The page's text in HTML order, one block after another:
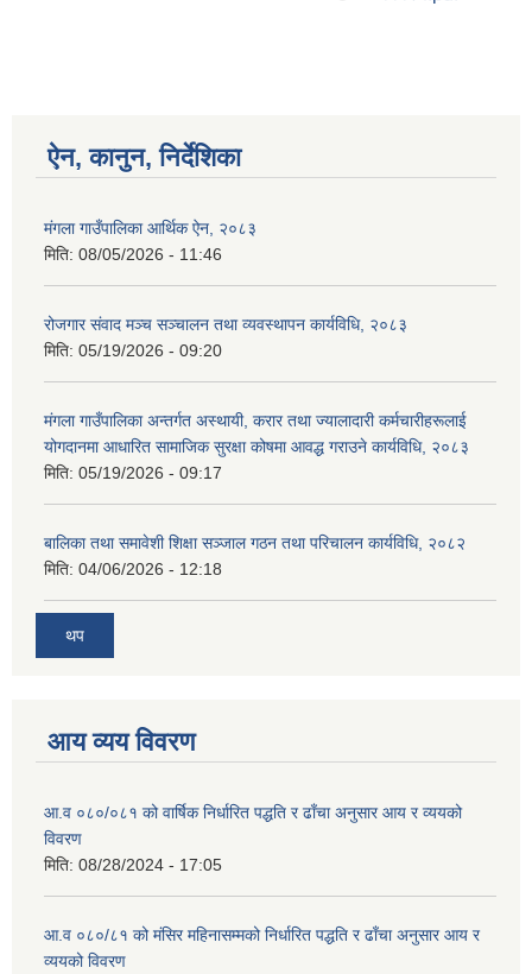
ऐन, कानुन, निर्देशिका
मंगला गाउँपालिका आर्थिक ऐन, २०८३
मिति: 08/05/2026 - 11:46
रोजगार संवाद मञ्च सञ्चालन तथा व्यवस्थापन कार्यविधि, २०८३
मिति: 05/19/2026 - 09:20
मंगला गाउँपालिका अन्तर्गत अस्थायी, करार तथा ज्यालादारी कर्मचारीहरूलाई
योगदानमा आधारित सामाजिक सुरक्षा कोषमा आवद्ध गराउने कार्यविधि, २०८३
मिति: 05/19/2026 - 09:17
बालिका तथा समावेशी शिक्षा सञ्जाल गठन तथा परिचालन कार्यविधि, २०८२
मिति: 04/06/2026 - 12:18
थप
आय व्यय विवरण
आ.व ०८०/०८१ को वार्षिक निर्धारित पद्धति र ढाँचा अनुसार आय र व्ययको
विवरण
मिति: 08/28/2024 - 17:05
आ.व ०८०/८१ को मंसिर महिनासम्मको निर्धारित पद्धति र ढाँचा अनुसार आय र
व्ययको विवरण